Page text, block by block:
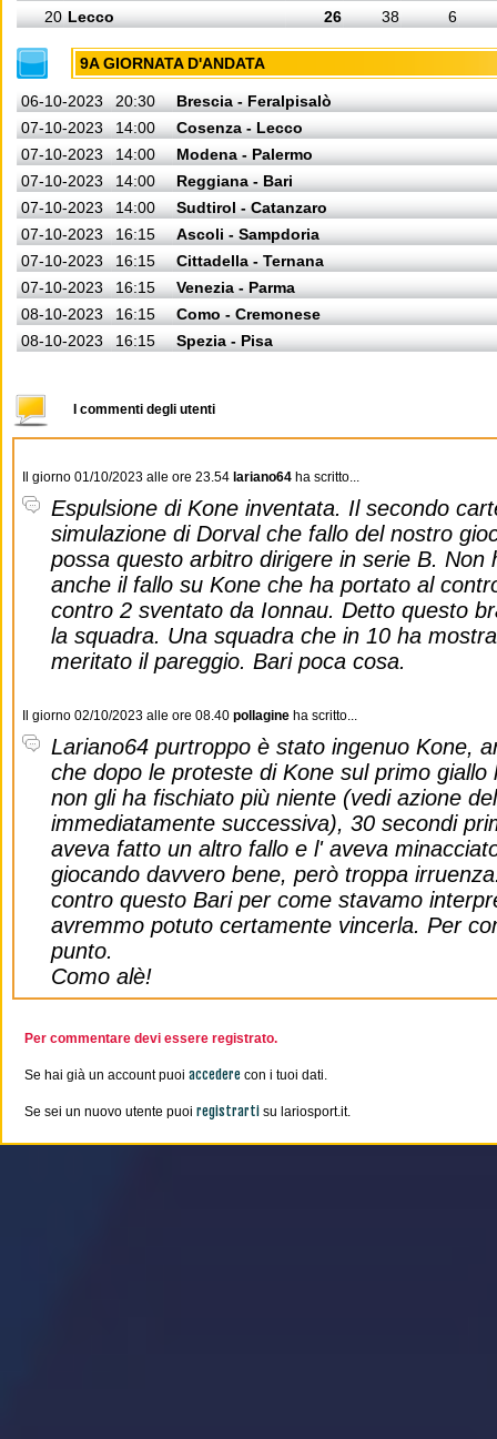
20 Lecco 26 38 6
9A GIORNATA D'ANDATA
06-10-2023 20:30
Brescia - Feralpisalò
07-10-2023
14:00
Cosenza - Lecco
07-10-2023
14:00
Modena - Palermo
07-10-2023
14:00
Reggiana - Bari
07-10-2023
14:00
Sudtirol - Catanzaro
07-10-2023
16:15
Ascoli - Sampdoria
07-10-2023
16:15
Cittadella - Ternana
07-10-2023
16:15
Venezia - Parma
08-10-2023
16:15
Como - Cremonese
08-10-2023
16:15 Spezia - Pisa
I commenti degli utenti
Il giorno 01/10/2023 alle ore 23.54 lariano64 ha scritto...
Espulsione di Kone inventata. Il secondo
simulazione di Dorval che fallo del nostro
possa questo arbitro dirigere in serie B. Non
anche il fallo su Kone che ha portato al
contro 2 sventato da Ionnau. Detto questo
la squadra. Una squadra che in 10 ha
meritato il pareggio. Bari poca cosa.
Il giorno 02/10/2023 alle ore 08.40 pollagine ha scritto...
Lariano64 purtroppo è stato ingenuo Kone,
che dopo le proteste di Kone sul primo
non gli ha fischiato più niente (vedi azione
immediatamente successiva), 30 secondi
aveva fatto un altro fallo e l' aveva
giocando davvero bene, però troppa
contro questo Bari per come stavamo
avremmo potuto certamente vincerla. Per
punto.
Como alè!
Per commentare devi essere registrato.
Se hai già un account puoi accedere con i tuoi dati.
Se sei un nuovo utente puoi registrarti su lariosport.it.